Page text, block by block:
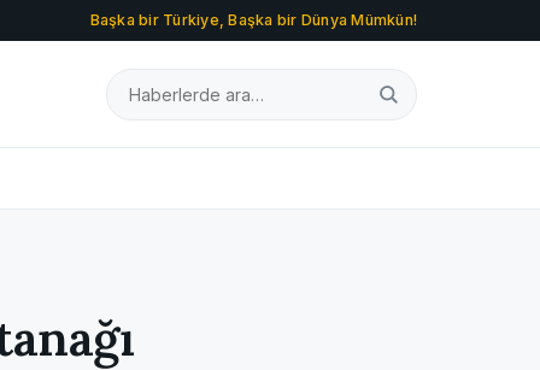
Başka bir Türkiye, Başka bir Dünya Mümkün!